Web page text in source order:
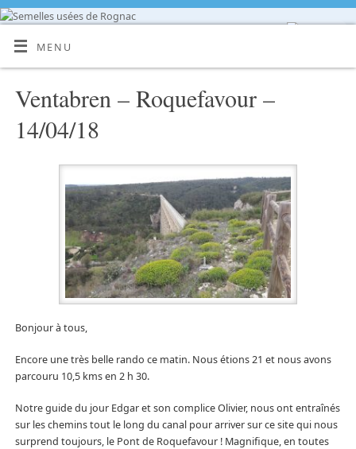
MENU
Ventabren – Roquefavour –
14/04/18
Bonjour à tous,
Encore une très belle rando ce matin. Nous étions 21 et nous avons
parcouru 10,5 kms en 2 h 30.
Notre guide du jour Edgar et son complice Olivier, nous ont entraînés
sur les chemins tout le long du canal pour arriver sur ce site qui nous
surprend toujours, le Pont de Roquefavour ! Magnifique, en toutes